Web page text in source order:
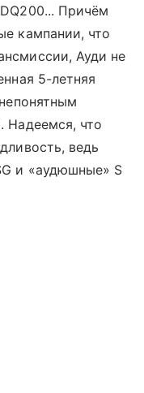
Причём
кампании, что
Ауди не
5-летняя
Надеемся, что
ведь
и «аудюшные» S